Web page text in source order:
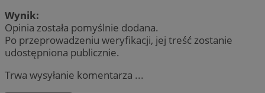
Wynik:
Opinia została pomyślnie dodana.
Po przeprowadzeniu weryfikacji, jej treść zostanie
udostępniona publicznie.
Trwa wysyłanie komentarza ...